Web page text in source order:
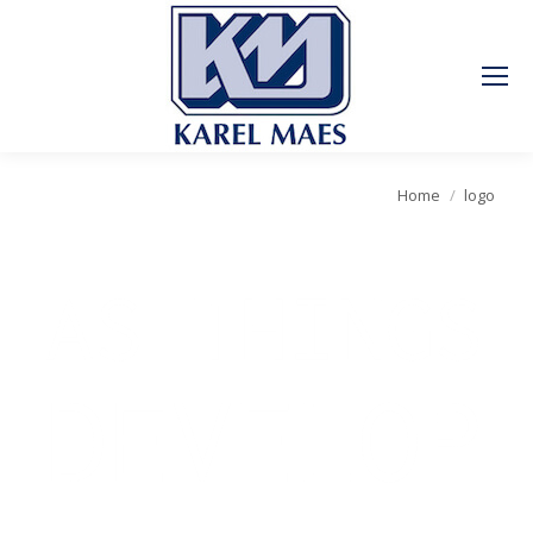
Je bent hier:
Home logo